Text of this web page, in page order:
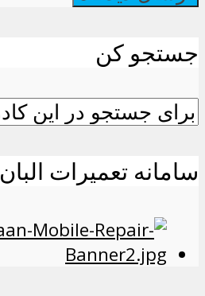
جستجو کن
سامانه تعمیرات البان